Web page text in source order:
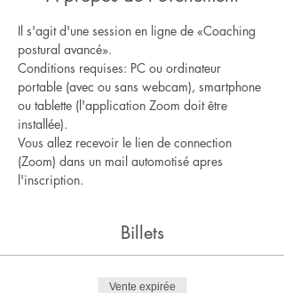
Il s'agit d'une session en ligne de «Coaching
postural avancé».
Conditions requises: PC ou ordinateur
portable (avec ou sans webcam), smartphone
ou tablette (l'application Zoom doit être
installée).
Vous allez recevoir le lien de connection
(Zoom) dans un mail automotisé apres
l'inscription.
Billets
Vente expirée